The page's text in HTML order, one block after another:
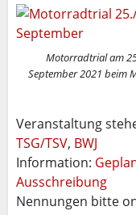
Motorradtrial am
September 2021 beim
Veranstaltung
TSG/TSV, BWJ
Information:
Ausschreibung
Nennungen bitte